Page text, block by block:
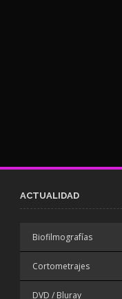
ACTUALIDAD
Biofilmografías
Cortometrajes
DVD / Bluray